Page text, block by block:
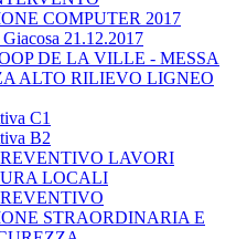
COMPUTER 2017
21.12.2017
DE LA VILLE - MESSA
ALTO RILIEVO LIGNEO
C1
B2
LAVORI
LOCALI
STRAORDINARIA E